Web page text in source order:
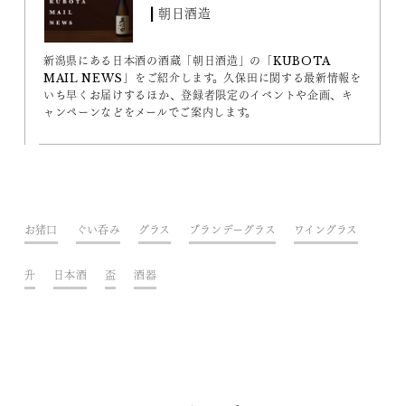
| 朝日酒造
新潟県にある日本酒の酒蔵「朝日酒造」の「KUBOTA
MAIL NEWS」をご紹介します。久保田に関する最新情報を
いち早くお届けするほか、登録者限定のイベントや企画、キ
ャンペーンなどをメールでご案内します。
お猪口 ぐい呑み グラス ブランデーグラス ワイングラス
升 日本酒 盃 酒器